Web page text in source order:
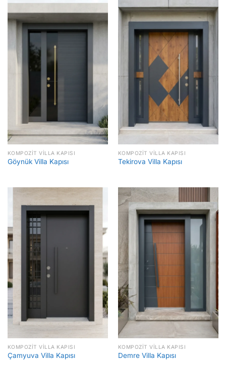
KOMPOZIT VILLA KAPISI
Göynük Villa Kapısı
KOMPOZIT VILLA KAPISI
Tekirova Villa Kapısı
KOMPOZIT VILLA KAPISI
Çamyuva Villa Kapısı
KOMPOZIT VILLA KAPISI
Demre Villa Kapısı